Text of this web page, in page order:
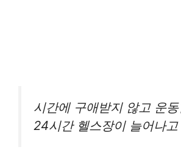
시간에 구애받지 않고 운
24시간 헬스장이 늘어나고